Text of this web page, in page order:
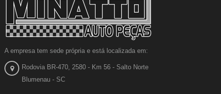
A empresa tem sede própria e está localizada em:
Rodovia BR-470, 2580 - Km 56 - Salto Norte
Blumenau - SC